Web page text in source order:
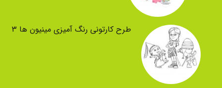
طرح کارتونی رنگ آمیزی مینیون ها ۳